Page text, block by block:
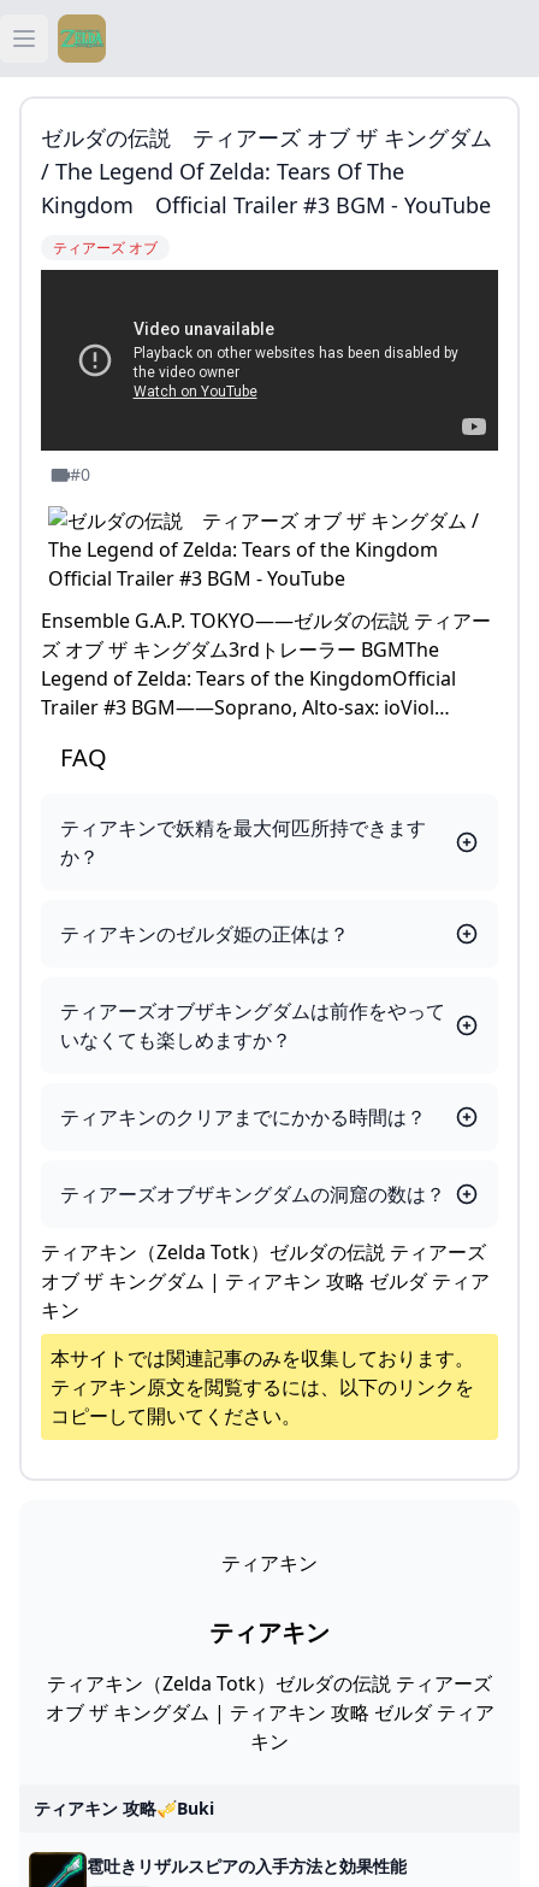
Open main menu
ティアキン
ティアキン 祠
ゼルダの伝説 ティアーズ オブ ザ キングダム
/ The Legend Of Zelda: Tears Of The
Kingdom Official Trailer #3 BGM - YouTube
ティアーズ オブ
#0
Ensemble G.A.P. TOKYO——ゼルダの伝説 ティアー
ズ オブ ザ キングダム3rdトレーラー BGMThe
Legend of Zelda: Tears of the KingdomOfficial
Trailer #3 BGM——Soprano, Alto-sax: ioViol…
FAQ
ティアキンで妖精を最大何匹所持できます
か？
ティアキンのゼルダ姫の正体は？
ティアーズオブザキングダムは前作をやって
いなくても楽しめますか？
ティアキンのクリアまでにかかる時間は？
ティアーズオブザキングダムの洞窟の数は？
ティアキン（Zelda Totk）ゼルダの伝説 ティアーズ
オブ ザ キングダム | ティアキン 攻略 ゼルダ ティア
キン
本サイトでは関連記事のみを収集しております。
ティアキン原文を閲覧するには、以下のリンクを
コピーして開いてください。
ティアキン
ティアキン
ティアキン（Zelda Totk）ゼルダの伝説 ティアーズ
オブ ザ キングダム | ティアキン 攻略 ゼルダ ティア
キン
ティアキン 攻略🎺buki
雹吐きリザルスピアの入手方法と効果性能